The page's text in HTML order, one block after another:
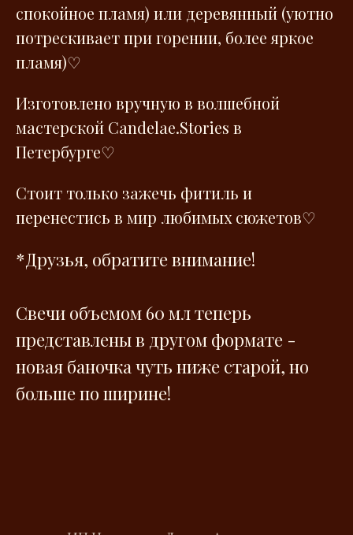
спокойное пламя) или деревянный (уютно
потрескивает при горении, более яркое
пламя)♡
Изготовлено вручную в волшебной
мастерской Сandelae.Stories в
Петербурге♡
Стоит только зажечь фитиль и
перенестись в мир любимых сюжетов♡
*Друзья, обратите внимание!
Свечи объемом 60 мл теперь
представлены в другом формате -
новая баночка чуть ниже старой, но
больше по ширине!